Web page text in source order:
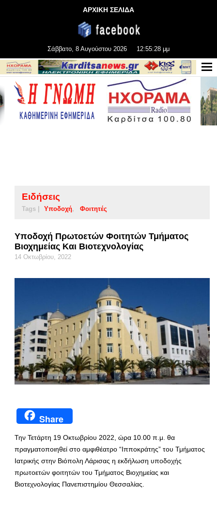
ΑΡΧΙΚΗ ΣΕΛΙΔΑ
Σάββατο, 8 Αυγούστου 2026 12:55:28 μμ
Ειδήσεις
Tags | Υποδοχή Φοιτητές
Υποδοχή Πρωτοετών Φοιτητών Τμήματος
Βιοχημείας Και Βιοτεχνολογίας
14 Οκτωβρίου, 2022
Share
Την Τετάρτη 19 Οκτωβρίου 2022, ώρα 10.00 π.μ. θα
πραγματοποιηθεί στο αμφιθέατρο “Ιπποκράτης” του Τμήματος
Ιατρικής στην Βιόπολη Λάρισας η εκδήλωση υποδοχής
πρωτοετών φοιτητών του Τμήματος Βιοχημείας και
Βιοτεχνολογίας Πανεπιστημίου Θεσσαλίας.